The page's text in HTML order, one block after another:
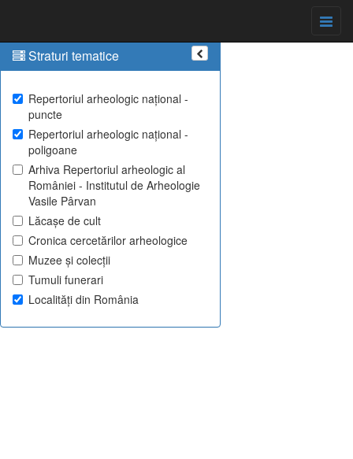
Straturi tematice
Repertoriul arheologic național -
puncte
Repertoriul arheologic național -
poligoane
Arhiva Repertoriul arheologic al
României - Institutul de Arheologie
Vasile Pârvan
Lăcașe de cult
Cronica cercetărilor arheologice
Muzee și colecții
Tumuli funerari
Localități din România